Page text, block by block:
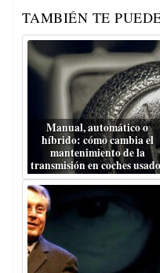
TAMBIÉN TE
Manual, automático o
híbrido: cómo cambia el
mantenimiento de la
transmisión en coches